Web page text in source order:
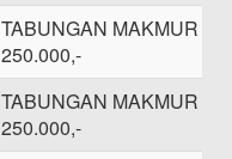
TABUNGAN MAKMUR
250.000,-
TABUNGAN MAKMUR
250.000,-